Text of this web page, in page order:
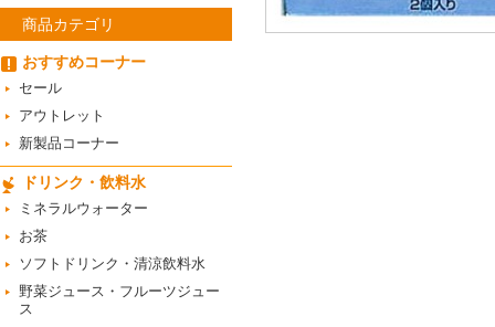
商品カテゴリ
おすすめコーナー
セール
アウトレット
新製品コーナー
ドリンク・飲料水
ミネラルウォーター
お茶
ソフトドリンク・清涼飲料水
野菜ジュース・フルーツジュー
ス